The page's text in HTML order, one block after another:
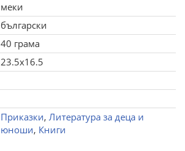
меки
български
40 грама
23.5x16.5
Приказки, Литература за деца и
юноши, Книги